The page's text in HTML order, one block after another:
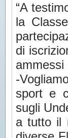
“A
la
di
-
sport e
sugli
a tutto il